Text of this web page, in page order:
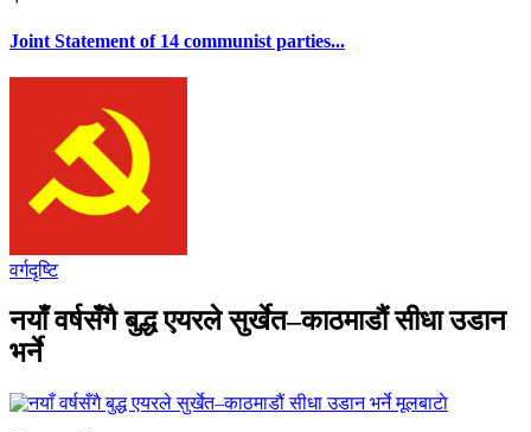
Joint Statement of 14 communist parties...
वर्गदृष्टि
नयाँ वर्षसँगै बुद्ध एयरले सुर्खेत–काठमाडौं सीधा उडान
भर्ने
मूलबाटाे